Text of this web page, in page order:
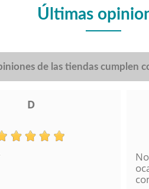
Últimas
de las tiendas cumplen
D